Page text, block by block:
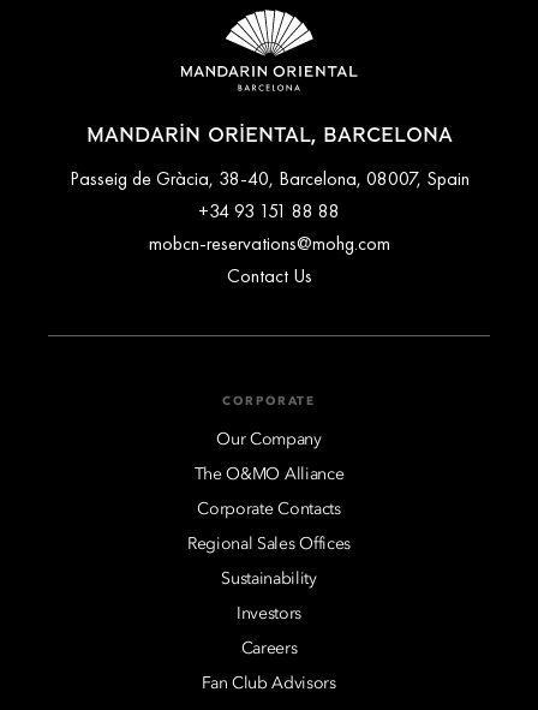
MANDARIN ORIENTAL, BARCELONA
Passeig de Gràcia, 38-40, Barcelona, 08007, Spain
+34 93 151 88 88
mobcn-reservations@mohg.com
Contact Us
CORPORATE
Our Company
The O&MO Alliance
Corporate Contacts
Regional Sales Offices
Sustainability
Investors
Careers
Fan Club Advisors